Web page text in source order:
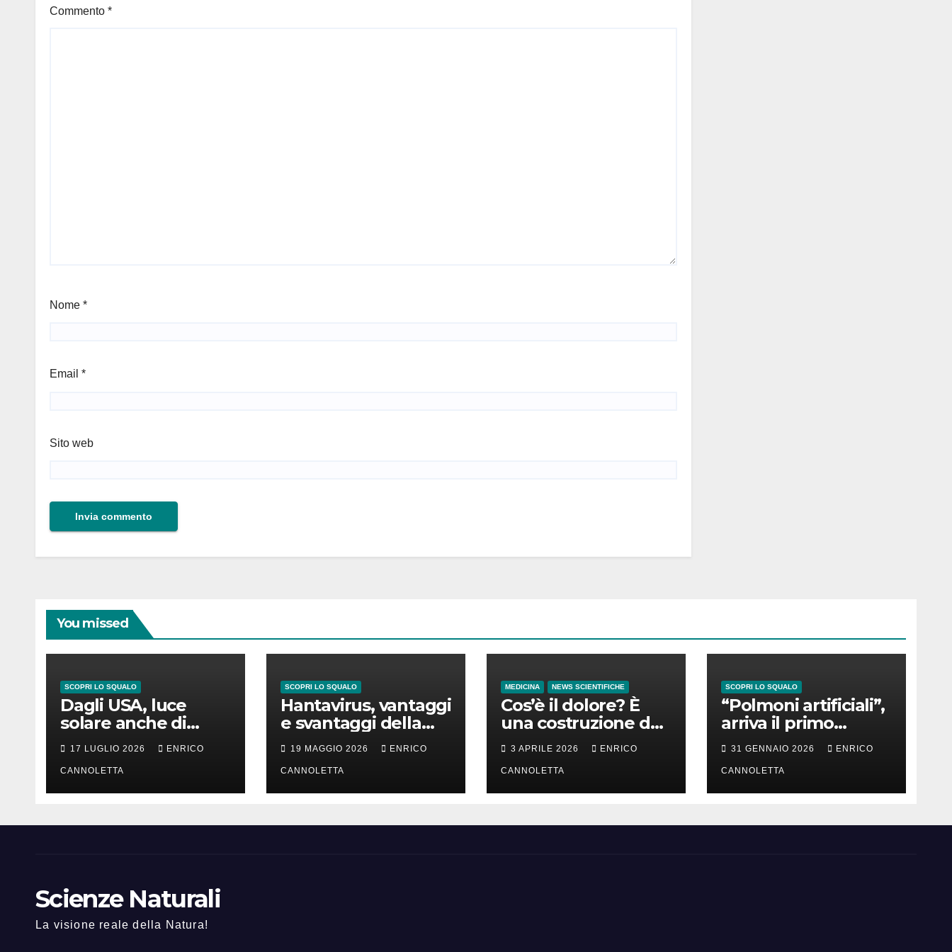
Commento *
Nome *
Email *
Sito web
You missed
SCOPRI LO SQUALO
Dagli USA, luce
solare anche di
notte
17 LUGLIO 2026 ENRICO
CANNOLETTA
SCOPRI LO SQUALO
Hantavirus, vantaggi
e svantaggi della
lunga incubazione
19 MAGGIO 2026 ENRICO
CANNOLETTA
MEDICINA NEWS SCIENTIFICHE
Cos’è il dolore? È
una costruzione del
cervello
3 APRILE 2026 ENRICO
CANNOLETTA
SCOPRI LO SQUALO
“Polmoni artificiali”,
arriva il primo
successo
31 GENNAIO 2026 ENRICO
CANNOLETTA
Scienze Naturali
La visione reale della Natura!